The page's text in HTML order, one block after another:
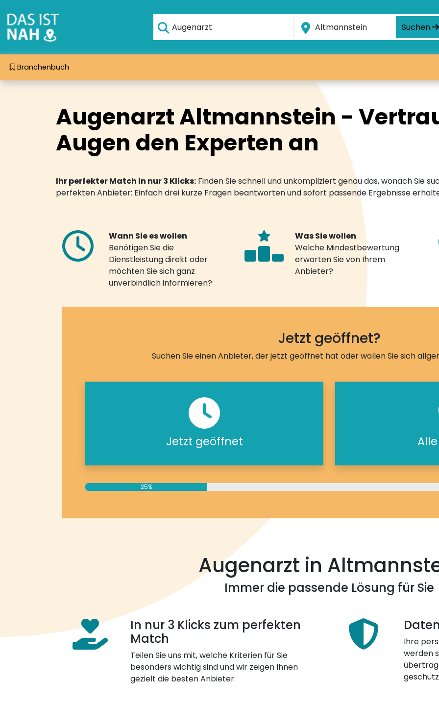
Suchen
Branchenbuch
Augenarzt Altmannstein -
Augen den Experten an
Ihr perfekter Match in nur 3 Klicks: Finden Sie schnell und unkompliziert genau das, wonach Sie
perfekten Anbieter: Einfach drei kurze Fragen beantworten und sofort passende Ergebnisse
Wann Sie es wollen
Benötigen Sie die
Dienstleistung direkt oder
möchten Sie sich ganz
unverbindlich informieren?
Was Sie wollen
Welche Mindestbewertung
erwarten Sie von Ihrem
Anbieter?
Jetzt geöffnet?
Suchen Sie einen Anbieter, der jetzt geöffnet hat oder wollen Sie sich
Jetzt geöffnet
25%
Augenarzt in
Immer die passende Lösung für Sie
In nur 3 Klicks zum perfekten
Match
Teilen Sie uns mit, welche Kriterien für Sie
besonders wichtig sind und wir zeigen Ihnen
gezielt die besten Anbieter.
Ihre
werden